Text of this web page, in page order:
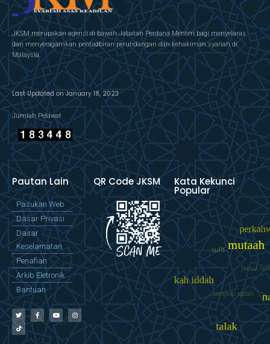
JKSM merupakan agensi di bawah Jabatan Perdana Menteri bagi menyelaras
dan menyeragamkan pentadbiran perundangan dan kehakiman syariah di
Malaysia.
Last Updated on January 18, 2023
Jumlah Pelawat
Pautan Lain
Pasukan Web
Dasar Privasi
Dasar
Keselamatan
Penafian
Arkib Eletronik
Bantuan
QR Code JKSM Kata Kekunci
Popular